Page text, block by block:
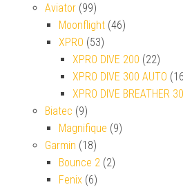
Aviator (99)
Moonflight (46)
XPRO (53)
XPRO DIVE 200 (22)
XPRO DIVE 300 AUTO
XPRO DIVE BREATHER
Biatec (9)
Magnifique (9)
Garmin (18)
Bounce 2 (2)
Fenix (6)